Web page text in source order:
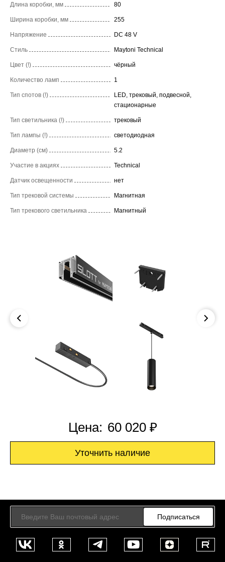
Длина коробки, мм 80
Ширина коробки, мм 255
Напряжение DC 48 V
Стиль Maytoni Technical
Цвет (!) чёрный
Количество ламп 1
Тип спотов (!)
LED, трековый, подвесной,
стационарные
Тип светильника (!) трековый
Тип лампы (!) светодиодная
Диаметр (см) 5.2
Участие в акциях Technical
Датчик освещенности нет
Тип трековой системы Магнитная
Тип трекового светильника Магнитный
Цена: 60 020 ₽
Уточнить наличие
Подписаться